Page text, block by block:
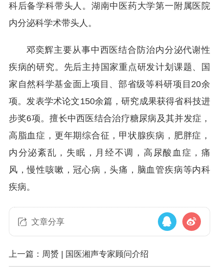
科后备学科带头人。湖南中医药大学第一附属医院
内分泌科学术带头人。
邓奕辉主要从事中西医结合防治内分泌代谢性
疾病的研究。先后主持国家重点研发计划课题、国
家自然科学基金面上项目、部省级等科研项目20余
项。发表学术论文150余篇，研究成果获得省科技进
步奖6项。擅长中西医结合治疗糖尿病及其并发症，
高脂血症，更年期综合征，甲状腺疾病，肥胖症，
内分泌紊乱，失眠，月经不调，高尿酸血症，痛
风，慢性咳嗽，冠心病，头痛，脑血管疾病等内科
疾病。
文章分享
上一篇：周赟 | 国医湘声专家顾问介绍